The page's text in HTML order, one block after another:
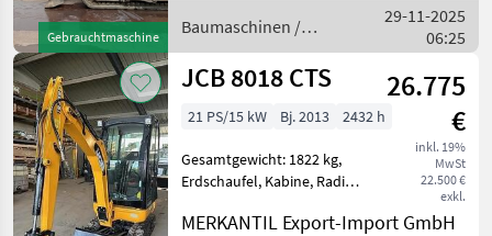
Gebrauchtmaschine
Baumaschinen /
JCB
29-11-2025
06:25
JCB 8018 CTS
26.775
€
inkl. 19%
MwSt
22.500 €
exkl.
21 PS/15 kW Bj. 2013 2432 h
Gesamtgewicht: 1822 kg,
Erdschaufel, Kabine, Radio,
Ketten komplett neue
MERKANTIL Export-Import GmbH